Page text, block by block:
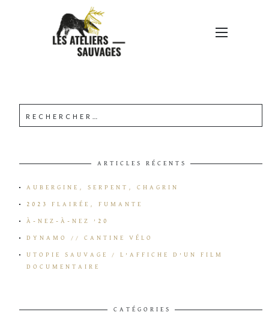
DDM21-AFFICHE-PRINT
ARTICLES RÉCENTS
AUBERGINE, SERPENT, CHAGRIN
2023 FLAIRÉE, FUMANTE
À-NEZ-À-NEZ ’20
DYNAMO // CANTINE VÉLO
UTOPIE SAUVAGE / L’AFFICHE D’UN FILM
DOCUMENTAIRE
CATÉGORIES